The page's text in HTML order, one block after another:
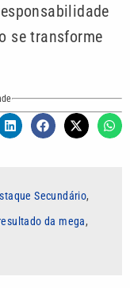
se transforme
Secundário,
da mega,